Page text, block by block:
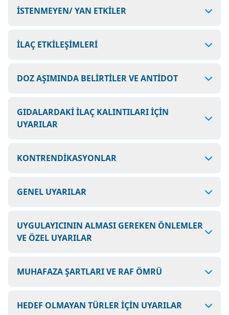
İSTENMEYEN/ YAN ETKİLER
İLAÇ ETKİLEŞİMLERİ
DOZ AŞIMINDA BELİRTİLER VE ANTİDOT
GIDALARDAKİ İLAÇ KALINTILARI İÇİN
UYARILAR
KONTRENDİKASYONLAR
GENEL UYARILAR
UYGULAYICININ ALMASI GEREKEN ÖNLEMLER
VE ÖZEL UYARILAR
MUHAFAZA ŞARTLARI VE RAF ÖMRÜ
HEDEF OLMAYAN TÜRLER İÇİN UYARILAR